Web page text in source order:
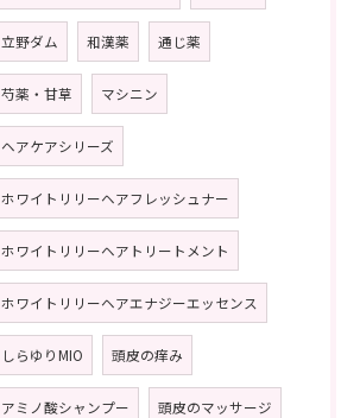
立野ダム 和漢薬 通じ薬
芍薬・甘草 マシニン
ヘアケアシリーズ
ホワイトリリーヘアフレッシュナー
ホワイトリリーヘアトリートメント
ホワイトリリーヘアエナジーエッセンス
しらゆりMIO 頭皮の痒み
アミノ酸シャンプー 頭皮のマッサージ